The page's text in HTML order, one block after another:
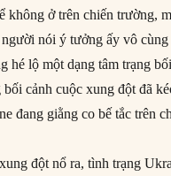
không ở trên chiến trường,
nói ý tưởng ấy vô cùng
hé lộ một dạng tâm trạng
cảnh cuộc xung đột đã
đang giằng co bế tắc trên
đột nổ ra, tình trạng